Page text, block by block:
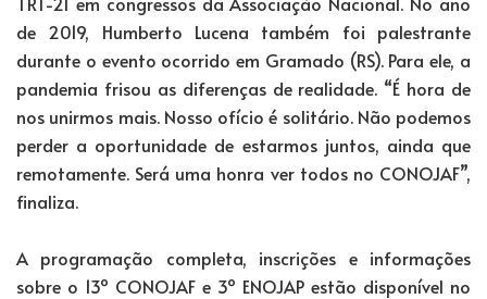
de 2019, Humberto Lucena também foi palestrante
durante o evento ocorrido em Gramado (RS). Para ele, a
pandemia frisou as diferenças de realidade. “É hora de
nos unirmos mais. Nosso ofício é solitário. Não podemos
perder a oportunidade de estarmos juntos, ainda que
remotamente. Será uma honra ver todos no CONOJAF”,
finaliza.
A programação completa, inscrições e informações
sobre o 13º CONOJAF e 3º ENOJAP estão disponível no